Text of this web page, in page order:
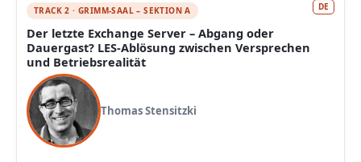
TRACK 2 · GRIMM-SAAL – SEKTION A DE
Der letzte Exchange Server – Abgang oder
Dauergast? LES-Ablösung zwischen Versprechen
und Betriebsrealität
Thomas Stensitzki